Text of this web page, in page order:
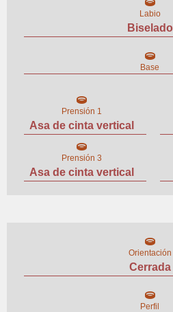
Labio
Biselado
Base
Prensión 1
Asa de cinta vertical
Prensión 3
Asa de cinta vertical
Orientación
Cerrada
Perfil